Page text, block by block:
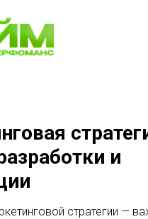
и
стратегии —